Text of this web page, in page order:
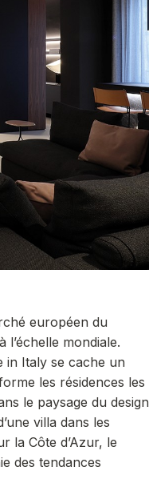
européen du
l’échelle mondiale.
in Italy se cache un
les résidences les
le paysage du design
villa dans les
la Côte d’Azur, le
des tendances